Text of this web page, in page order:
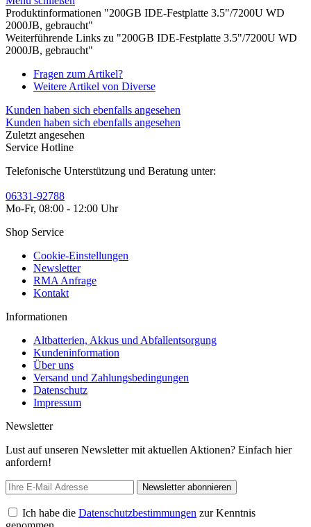
Produktinformationen "200GB IDE-Festplatte 3.5"/7200U WD
2000JB, gebraucht"
Weiterführende Links zu "200GB IDE-Festplatte 3.5"/7200U WD
2000JB, gebraucht"
Fragen zum Artikel?
Weitere Artikel von Diverse
Kunden haben sich ebenfalls angesehen
Kunden haben sich ebenfalls angesehen
Zuletzt angesehen
Service Hotline
Telefonische Unterstützung und Beratung unter:
06331-92788
Mo-Fr, 08:00 - 12:00 Uhr
Shop Service
Cookie-Einstellungen
Newsletter
RMA Anfrage
Kontakt
Informationen
Altbatterien, Akkus und Abfallentsorgung
Kundeninformation
Über uns
Versand und Zahlungsbedingungen
Datenschutz
Impressum
Newsletter
Lust auf unseren Newsletter mit aktuellen Aktionen? Einfach hier
anfordern!
Newsletter abonnieren
Ich habe die Datenschutzbestimmungen zur Kenntnis